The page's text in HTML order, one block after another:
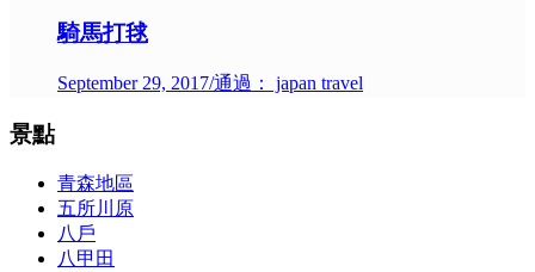
騎馬打毬
September 29, 2017/通過： japan travel
景點
青森地區
五所川原
八戶
八甲田